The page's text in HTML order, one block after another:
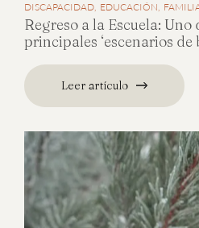
DISCAPACIDAD EDUCACIÓN
Regreso a la Escuela: Uno
principales ‘escenarios de
Leer artículo